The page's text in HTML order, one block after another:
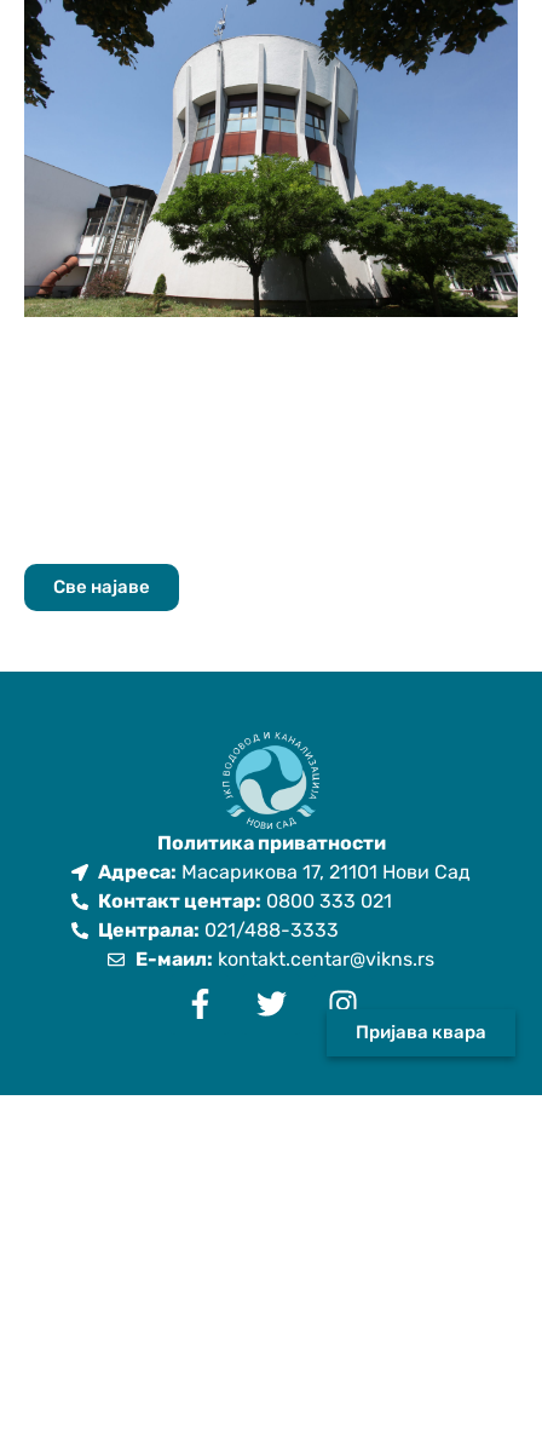
Све најаве
Пријава квара
Политика приватности
Адреса: Масарикова 17, 21101 Нови Сад
Контакт центар: 0800 333 021
Централа: 021/488-3333
Е-маил: kontakt.centar@vikns.rs